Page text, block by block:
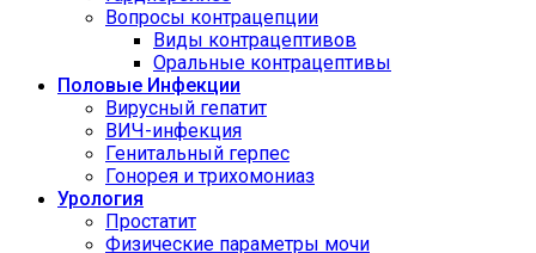
Вопросы контрацепции
Виды контрацептивов
Оральные контрацептивы
Половые Инфекции
Вирусный гепатит
ВИЧ-инфекция
Генитальный герпес
Гонорея и трихомониаз
Урология
Простатит
Физические параметры мочи